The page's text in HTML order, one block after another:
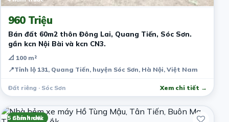
960 Triệu
Bán đất 60m2 thôn Đông Lai, Quang Tiến, Sóc Sơn.
gần kcn Nội Bài và kcn CN3.
📐 100 m²
📍Tỉnh lộ 131, Quang Tiến, huyện Sóc Sơn, Hà Nội, Việt Nam
Đất riêng · Sóc Sơn Xem chi tiết →
Chính chủ
5 năm trước